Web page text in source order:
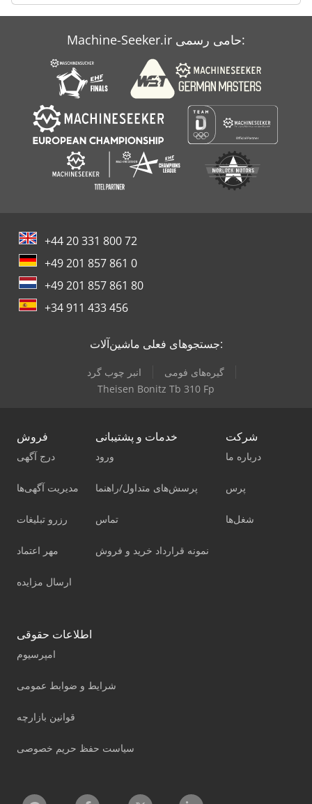
Machine-Seeker.ir حامی رسمی:
+44 20 331 800 72
+49 201 857 861 0
+49 201 857 861 80
+34 911 433 456
جستجوهای فعلی ماشین‌آلات:
انبر چوب گرد
گیره‌های فومی
Theisen Bonitz Tb 310 Fp
فروش
درج آگهی
مدیریت آگهی‌ها
رزرو تبلیغات
مهر اعتماد
ارسال مزایده
خدمات و پشتیبانی
ورود
پرسش‌های متداول/راهنما
تماس
نمونه قرارداد خرید و فروش
شرکت
درباره ما
پرس
شغل‌ها
اطلاعات حقوقی
امپرسیوم
شرایط و ضوابط عمومی
قوانین بازارچه
سیاست حفظ حریم خصوصی